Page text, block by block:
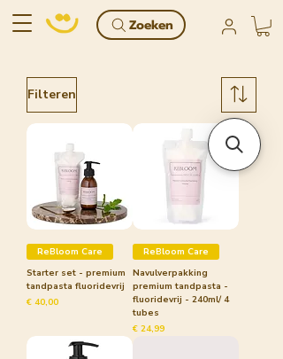
Zoeken
Filteren
ReBloom Care
Starter set - premium
tandpasta fluoridevrij
Prijs
€ 40,00
ReBloom Care
Navulverpakking
premium tandpasta -
fluoridevrij - 240ml/ 4
tubes
Prijs
€ 24,99